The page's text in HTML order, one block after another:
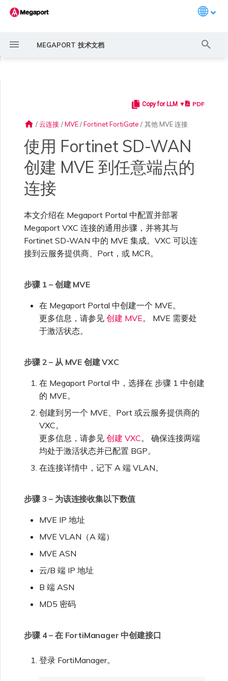
MEGAPORT 技术文档
快速开始
设置 Megaport 账户
概述
创建账户
强制多重身份验证
邀请用户加入账户
设置财务信息
了解服务页面
了解位置信息
服务开通方式
合作伙伴托管账户
限制与配额
常见多云连接场景
使用 Megaport 解决方案现
代化 MPLS 网络
作为服务提供商使用
Megaport API 管理连接
Megaport 全球网状 WAN
Megaport 上云即服务
MACsec
IPsec
高速跨云加密
订购交叉连接
订购本地环路
链路聚合组（LAG）
创建 LAG
将 Port 添加到 LAG
创建私有 VXC
迁移 VXC
使用服务密钥创建连接
更改合约 VXC 的速率
关闭 VXC 以进行故障转移测
路由指南
Port
MVE
3DS Outscale
阿里云专线接入
AWS 连接概述
托管 VIF
托管连接
AWS 连接冗余
AWS 加密选项
AWS 上的 Snowflake
AWS Outposts Rack
AWS 常见问题
Azure ExpressRoute
ExpressRoute
ExpressRoute Direct
ExpressRoute Metro
Azure 配对区域 - 高可用设
计
Cloudflare
Google Cloud
Google Cloud
Google 连接冗余
Oracle Cloud Infrastructure
OVHcloud
OVHcloud Connect
OVHcloud Connect Direct
Salesforce Express
SAP HANA Enterprise
AWS 上的 SAP
Google Cloud 上的 SAP
VMware Cloud
AWS 上的 VMware Cloud
Azure VMware 解决方案
3DS Outscale MCR 连接
阿里云 MCR 连接
AWS MCR 连接
AWS Transit Gateway 跨区
域路由
Azure MCR 连接
Google MCR 连接
IBM Cloud Direct Link MCR
Oracle MCR 连接
OVHcloud MCR 连接
Salesforce MCR 连接
AWS MVE 连接
MVE 托管连接
MVE 托管 VIF
Azure MVE 连接
Google MVE 连接
AWS MVE 连接
MVE 托管连接
MVE 托管 VIF
Azure MVE 连接
Google MVE 连接
Azure MVE 连接
Google MVE 连接
MVE 托管连接
MVE 托管 VIF
步骤 2 – 从 MVE 创建
VXC
步骤 3 – 为该连接收集以
下数值
步骤 4 – 在 FortiManager
中创建接口
步骤 6 – 验证你的连接
AWS MVE 连接
MVE 托管连接
MVE 托管 VIF
Azure MVE 连接
Google MVE 连接
AWS MVE 连接
MVE 托管连接
MVE 托管 VIF
Azure MVE 连接
Google MVE 连接
AWS MVE 连接
MVE 托管连接
MVE 托管 VIF
Azure MVE 连接
Google MVE 连接
查看连接设置
MCR 高级 VLAN 与路由功能
MCR 冗余
创建 MCR VXC
使用数据包过滤
在 MCR 中使用 IPsec
MCR 路由管理
路由过滤
路由通告
路由汇总
MCR Looking Glass (路由诊
MCR 的 NAT 工作原理
MVE 部署场景
MVE 位置
vNIC 连接类型
SASE
6WIND 概述
6WIND 授权网络功能
规划部署
创建 VXC
终止 MVE
Anapaya 概述
规划部署
创建 MVE
连接 MVE
Aruba SD-WAN
Aruba SD-WAN 概述
规划部署
创建 MVE
连接 MVE
Aviatrix
Aviatrix Secure Edge 概述
规划部署
创建 MVE
连接 MVE
Check Point CloudGuard
Check Point CloudGuard 概
规划部署
创建 VXC
连接 MVE
Cisco MVE 概述
规划部署
创建 MVE
连接 MVE
终止 MVE
Fortinet FortiGate
Fortinet FortiGate 概述
规划部署
创建 MVE
连接 MVE
基于 FGSP 配置 Fortinet 防
火墙高可用性
Juniper
Juniper MVE 概述
规划部署
创建 MVE
连接 MVE
Palo Alto Networks
VM-Series Firewall
Prisma SD-WAN
Peplink FusionHub 概述
规划部署
创建 MVE
连接 MVE
Versa SD-WAN
Versa SD-WAN 概述
规划部署
创建 MVE
连接 MVE
VMware SD-WAN 概述
规划部署
创建 MVE
连接 MVE
设置 IX
IX 要求
加入 IX
AMS-IX 连接
编辑 IX
更改合约 IX 的速率
迁移 IX
终止 IX
IX 工具与功能
MegaIX 功能概述
MegaIX Looking Glass (路由
诊断)
BGP 社区
城域 ID
创建个人资料
申请连接
Marketplace 通知
Marketplace 常见问题
监控 MCR
监控 MVE
监控服务状态
查看会话事件日志
管理个人资料
配置电子邮件通知
更新公司信息
管理最短合约期续订
管理 Megaport
Marketplace 个人资料
添加和修改用户
管理用户角色
管理安全设置
查看操作日志
监控维护和中断事件
Megaport 授权书
Port 定价与合约条款
VXC 定价与合约条款
约条款
IX 定价与合约条款
MCR 定价与合约条款
MVE 定价与合约条款
开通计费市场
分配财务角色
信用卡付款
客户现场服务
Port 计费
MCR 计费
MVE 计费
VXC、Megaport Internet 和
创建 API 密钥
管理用户
创建服务密钥
更改 VXC 配置
创建到 AWS 的 VXC
创建到 Azure 的 VXC
创建到 Google Cloud 的
创建 Megaport Internet 连
使用 API 创建 MCR VXC
从 MCR 创建到 Azure 的
VXC
快速开始
创建 Megaport Terraform
Provider 配置文件
使用 Megaport Terraform
Provider 创建和管理服务
使用 Megaport 资源进行
导入现有生产服务
使用 Terraform MCP
Megaport Terraform
Provider 常见问题
Megaport Terraform
Provider 学习资料与资源
激活 Port
订购时的错误
容量错误
Port 与 VXC
Port 或 VXC 中断或抖动
Port 延迟
Port 或 VXC 丢包
VXC 连接性
MCR 中断或不可用
MCR 路由
MCR BGP 会话中断
MVE
MVE 中断或不可用
MVE 互联网连接
SD-WAN 管理连接
IX 连接性
IX BGP 路由
IX BGP 会话中断
云服务提供商互联地址空间
ExpressRoute 线路容量不足
Megaport Terraform
客户安全责任
Megaport Portal 认证常见
X-Auth Token 弃用常见问题
单点登录（SSO）功能与使
联系支持
支持请求门户
升级支持案例
欧盟数字服务法
Copy for LLM ▼ PDF
home / 云连接 / MVE /Fortinet FortiGate / 其他 MVE 连接
使用 Fortinet SD-WAN
创建 MVE 到任意端点的
连接
本文介绍在 Megaport Portal 中配置并部署
Megaport VXC 连接的通用步骤，并将其与
Fortinet SD-WAN 中的 MVE 集成。VXC 可以连
接到云服务提供商、Port，或 MCR。
步骤 1 – 创建 MVE
在 Megaport Portal 中创建一个 MVE。
更多信息，请参见 创建 MVE。 MVE 需要处
于激活状态。
步骤 2 – 从 MVE 创建 VXC
在 Megaport Portal 中，选择在 步骤 1 中创建
的 MVE。
创建到另一个 MVE、Port 或云服务提供商的
VXC。
更多信息，请参见 创建 VXC。 确保连接两端
均处于激活状态并已配置 BGP。
在连接详情中，记下 A 端 VLAN。
步骤 3 – 为该连接收集以下数值
MVE IP 地址
MVE VLAN（A 端）
MVE ASN
云/B 端 IP 地址
B 端 ASN
MD5 密码
步骤 4 – 在 FortiManager 中创建接口
登录 FortiManager。